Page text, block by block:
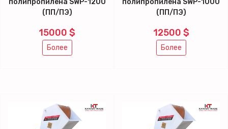
(ПП/ПЭ)
15000 $
Более
(ПП/ПЭ)
12500 $
Более